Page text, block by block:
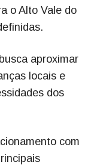
o Alto Vale do
aproximar
locais e
dos
com